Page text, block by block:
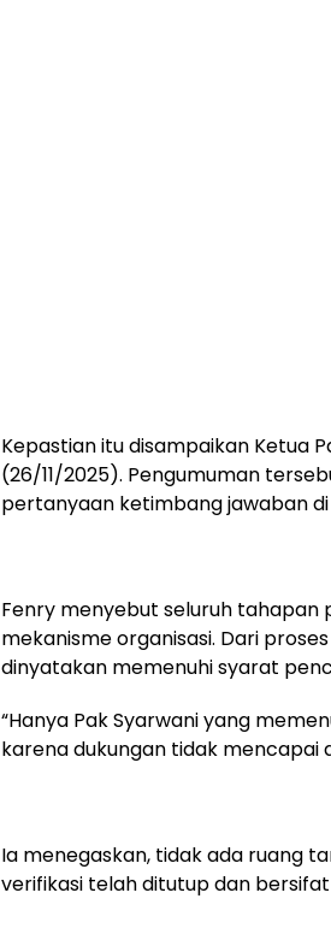
Kepastian itu disampaikan Ketua
(26/11/2025). Pengumuman
pertanyaan ketimbang jawaban
Fenry menyebut seluruh tahapan
mekanisme organisasi. Dari
dinyatakan memenuhi syarat
“Hanya Pak Syarwani yang
karena dukungan tidak mencapai
Ia menegaskan, tidak ada ruang
verifikasi telah ditutup dan